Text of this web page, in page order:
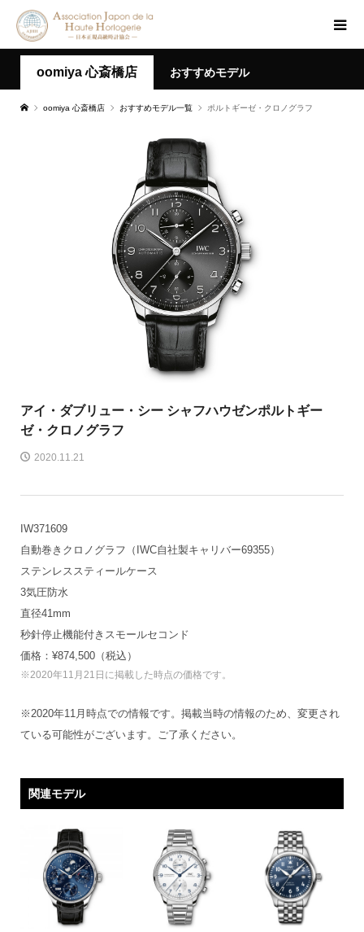
oomiya 心斎橋店 おすすめモデル
oomiya 心斎橋店 おすすめモデル一覧 ポルトギーゼ・クロノグラフ
アイ・ダブリュー・シー シャフハウゼンポルトギー
ゼ・クロノグラフ
2020.11.21
IW371609
自動巻きクロノグラフ（IWC自社製キャリバー69355）
ステンレススティールケース
3気圧防水
直径41mm
秒針停止機能付きスモールセコンド
価格：¥874,500（税込）
※2020年11月21日に掲載した時点の価格です。
※2020年11月時点での情報です。掲載当時の情報のため、変更され
ている可能性がございます。ご了承ください。
関連モデル